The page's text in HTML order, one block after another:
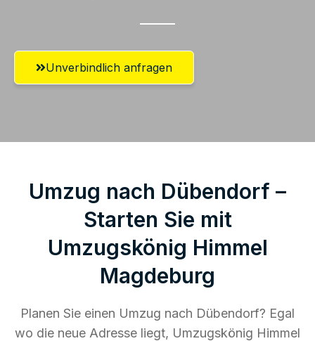
Unverbindlich anfragen
Umzug nach Dübendorf –
Starten Sie mit
Umzugskönig Himmel
Magdeburg
Planen Sie einen Umzug nach Dübendorf? Egal
wo die neue Adresse liegt, Umzugskönig Himmel